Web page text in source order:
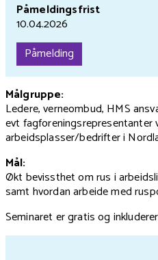
Påmeldingsfrist
10.04.2026
Påmelding
Målgruppe:
Ledere, verneombud, HMS
evt
arbeidsplasser/bedrifter i
Mål:
Økt bevissthet om rus i
samt hvordan arbeide med
Seminaret er gratis og